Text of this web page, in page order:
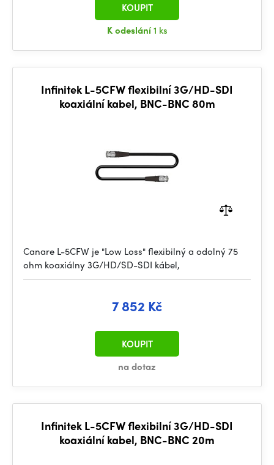
K odeslání1 ks
KOUPIT
Infinitek L-5CFW flexibilní 3G/HD-SDI
koaxiální kabel, BNC-BNC 80m
Canare L-5CFW je "Low Loss" flexibilný a odolný 75
ohm koaxiálny 3G/HD/SD-SDI kábel,
7 852 Kč
na dotaz
KOUPIT
Infinitek L-5CFW flexibilní 3G/HD-SDI
koaxiální kabel, BNC-BNC 20m